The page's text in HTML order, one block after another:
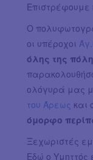
Επιστρέφουμε
Ο
οι υπέροχοι
όλης της
ολόγυρά μας
του Άρεως και
όμορφο
Ξεχωριστές
Εδώ ο Υμηττός